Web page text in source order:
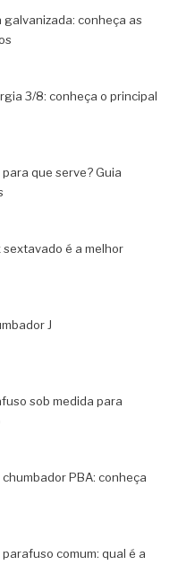
conheça as
3/8: conheça o principal
que serve? Guia
é a melhor
J
sob medida para
PBA: conheça
comum: qual é a